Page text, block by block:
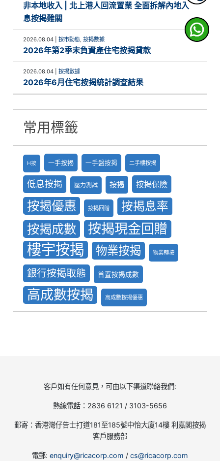
非本地收入 | 北上港人回流置業 全面拆解內地入
息按揭難關
2026.08.04 |按市動態,按揭數據
2026年第2季末負資產住宅按揭貸款
2026.08.04 |按揭數據
2026年6月住宅按揭統計調查結果
常用標籤
H按 一手按揭 一手盤按掲 二手樓按揭
低息按揭 壓力測試 按揭 按揭保險
按揭優惠 按揭回贈 按揭息率
按揭成數 按揭現金回贈
樓宇按揭 物業按揭 物業轉按
銀行按揭取態 首置按揭成數
高成數按揭 高成數按揭優惠
客戶如有任何意見，可由以下渠道聯絡我們:
熱線電話：2836 6121 / 3103-5656
郵寄：香港灣仔告士打道181至185號中怡大廈14樓 利嘉閣按揭
客戶服務部
電郵: enquiry@ricacorp.com / cs@ricacorp.com